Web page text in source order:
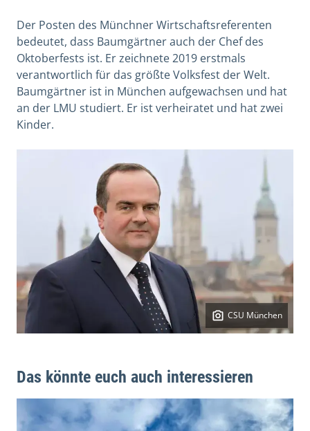
Der Posten des Münchner Wirtschaftsreferenten
bedeutet, dass Baumgärtner auch der Chef des
Oktoberfests ist. Er zeichnete 2019 erstmals
verantwortlich für das größte Volksfest der Welt.
Baumgärtner ist in München aufgewachsen und hat
an der LMU studiert. Er ist verheiratet und hat zwei
Kinder.
CSU München
Das könnte euch auch interessieren